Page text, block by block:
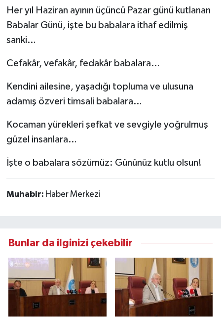
Her yıl Haziran ayının üçüncü Pazar günü kutlanan
Babalar Günü, işte bu babalara ithaf edilmiş
sanki…
Cefakâr, vefakâr, fedakâr babalara…
Kendini ailesine, yaşadığı topluma ve ulusuna
adamış özveri timsali babalara…
Kocaman yürekleri şefkat ve sevgiyle yoğrulmuş
güzel insanlara…
İşte o babalara sözümüz: Gününüz kutlu olsun!
Muhabir: Haber Merkezi
Bunlar da ilginizi çekebilir
Sağlık